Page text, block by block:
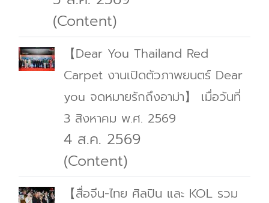
(Content)
【Dear You Thailand Red
Carpet งานเปิดตัวภาพยนตร์ Dear
you จดหมายรักถึงอาม่า】 เมื่อวันที่
3 สิงหาคม พ.ศ. 2569
4 ส.ค. 2569
(Content)
【สื่อจีน-ไทย ศิลปิน และ KOL รวม